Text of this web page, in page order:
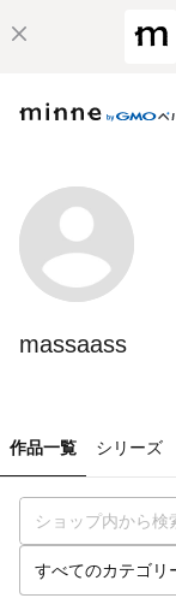
massaass
作品一覧 シリーズ